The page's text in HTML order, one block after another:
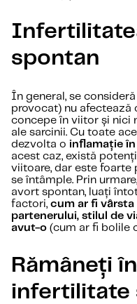
spontan
În general, se
provocat) nu afectează
concepe în viitor și nici
ale sarcinii. Cu toate
dezvolta o inflamație
acest caz, există
viitoare, dar este foarte
se întâmple. Prin
avort spontan, luați
factori, cum ar fi
partenerului, stilul de
avut-o (cum ar fi bolile
Rămâneți
infertilitate